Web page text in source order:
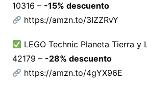
10316 – -15% descuento
https://amzn.to/3IZZRvY
LEGO Technic Planeta Tierra y
42179 – -28% descuento
https://amzn.to/4gYX96E